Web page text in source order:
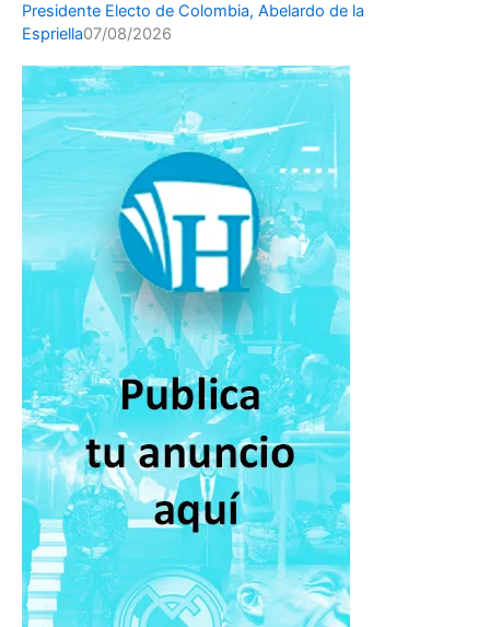
Presidente Electo de Colombia, Abelardo de la
Espriella07/08/2026